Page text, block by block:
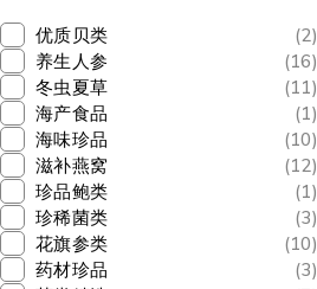
优质贝类
(2)
养生人参
(16)
冬虫夏草
(11)
海产食品
(1)
海味珍品
(10)
滋补燕窝
(12)
珍品鲍类
(1)
珍稀菌类
(3)
花旗参类
(10)
药材珍品
(3)